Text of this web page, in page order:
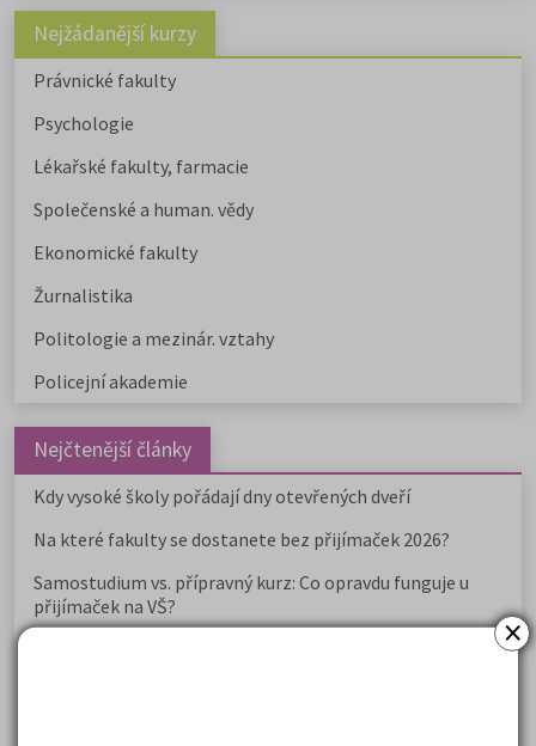
×
Nejžádanější kurzy
Právnické fakulty
Psychologie
Lékařské fakulty, farmacie
Společenské a human. vědy
Ekonomické fakulty
Žurnalistika
Politologie a mezinár. vztahy
Policejní akademie
Nejčtenější články
Kdy vysoké školy pořádají dny otevřených dveří
Na které fakulty se dostanete bez přijímaček 2026?
Samostudium vs. přípravný kurz: Co opravdu funguje u
přijímaček na VŠ?